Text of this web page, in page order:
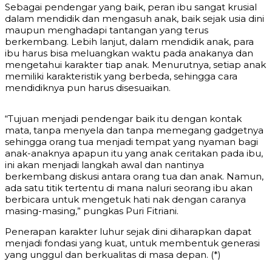
Sebagai pendengar yang baik, peran ibu sangat krusial
dalam mendidik dan mengasuh anak, baik sejak usia dini
maupun menghadapi tantangan yang terus
berkembang. Lebih lanjut, dalam mendidik anak, para
ibu harus bisa meluangkan waktu pada anakanya dan
mengetahui karakter tiap anak. Menurutnya, setiap anak
memiliki karakteristik yang berbeda, sehingga cara
mendidiknya pun harus disesuaikan.
“Tujuan menjadi pendengar baik itu dengan kontak
mata, tanpa menyela dan tanpa memegang gadgetnya
sehingga orang tua menjadi tempat yang nyaman bagi
anak-anaknya apapun itu yang anak ceritakan pada ibu,
ini akan menjadi langkah awal dan nantinya
berkembang diskusi antara orang tua dan anak. Namun,
ada satu titik tertentu di mana naluri seorang ibu akan
berbicara untuk mengetuk hati nak dengan caranya
masing-masing,” pungkas Puri Fitriani.
Penerapan karakter luhur sejak dini diharapkan dapat
menjadi fondasi yang kuat, untuk membentuk generasi
yang unggul dan berkualitas di masa depan. (*)